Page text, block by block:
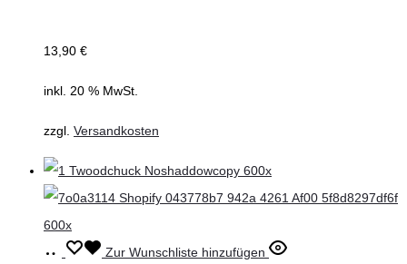
13,90 €
inkl. 20 % MwSt.
zzgl. Versandkosten
In Zur Wunschliste hinzufügen